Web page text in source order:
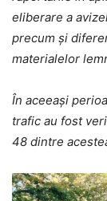
eliberare a
precum și
materialelor
În aceeași
trafic au fost
48 dintre